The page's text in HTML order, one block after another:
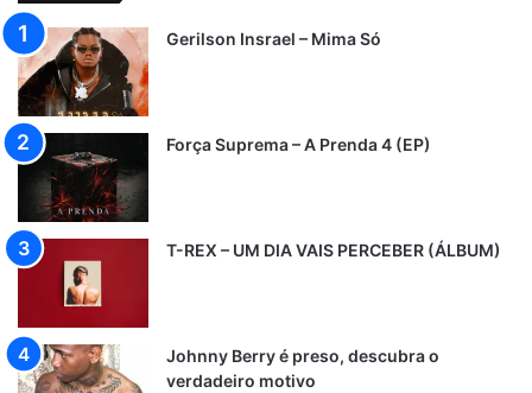
Gerilson Insrael – Mima Só
Força Suprema – A Prenda 4 (EP)
T-REX – UM DIA VAIS PERCEBER (ÁLBUM)
Johnny Berry é preso, descubra o
verdadeiro motivo